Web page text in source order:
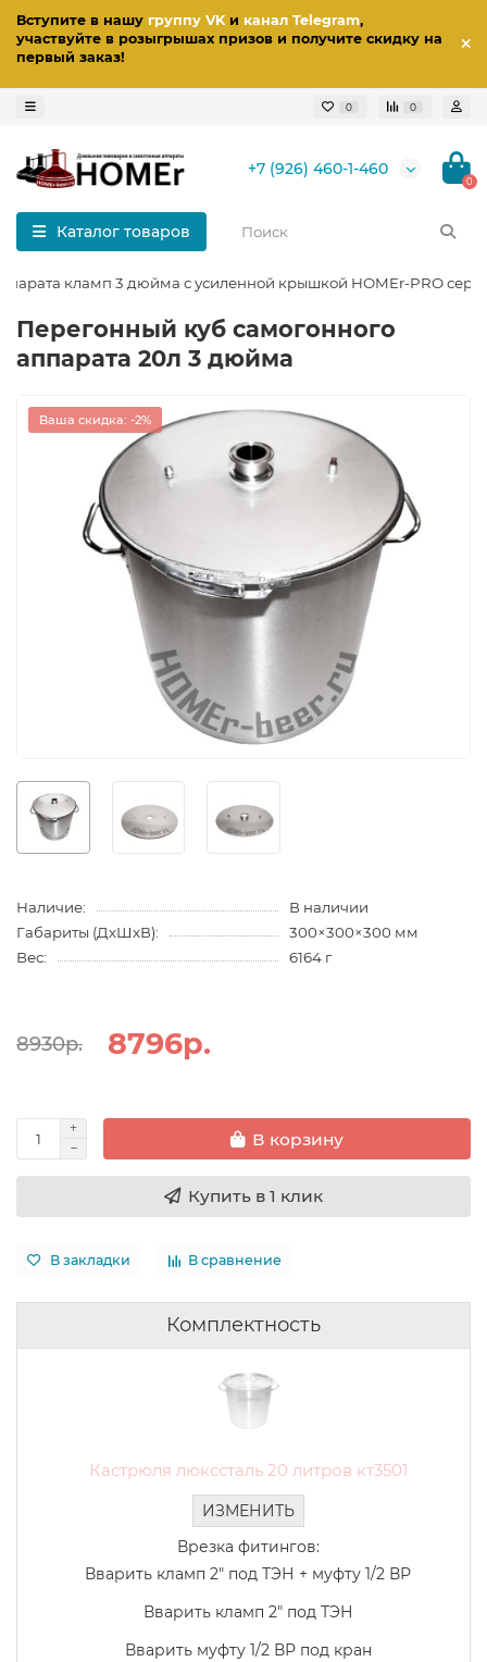
Вступите в нашу группу VKи канал Telegram,
участвуйте в розыгрышах призов и получите скидку на
первый заказ!
0 0
+7 (926) 460-1-460
0
Каталог товаров
кламп 3 дюйма с усиленной крышкой HOMEr-PRO
Перегонный куб самогонного
аппарата 20л 3 дюйма
Ваша скидка: -2%
Наличие:
В наличии
Габариты (ДхШхВ):
300×300×300 мм
Вес:
6164 г
8930р. 8796р.
В корзину
Купить в 1 клик
В закладки В сравнение
Комплектность
Кастрюля люкссталь 20 литров кт3501
ИЗМЕНИТЬ
Врезка фитингов:
Вварить кламп 2" под ТЭН + муфту 1/2 ВР
Вварить кламп 2" под ТЭН
Вварить муфту 1/2 ВР под кран